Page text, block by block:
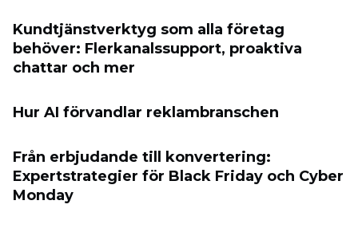
Kundtjänstverktyg som alla företag
behöver: Flerkanalssupport, proaktiva
chattar och mer
Hur AI förvandlar reklambranschen
Från erbjudande till konvertering:
Expertstrategier för Black Friday och Cyber
​​Monday